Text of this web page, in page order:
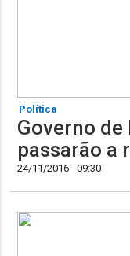
Política
Governo
passarão a
24/11/2016 - 09:30